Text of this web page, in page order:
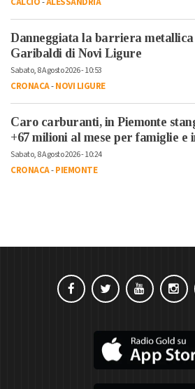
Danneggiata la barriera
Garibaldi di Novi Ligure
Sabato, 8 Agosto 2026 - 10:53
CRONACA-NOVI LIGURE
Caro carburanti, in Piemonte
+67 milioni al mese per famiglie e
Sabato, 8 Agosto 2026 - 10:24
CRONACA-PIEMONTE